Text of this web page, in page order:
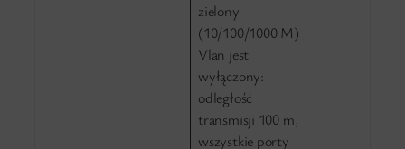
zielony
(10/100/1000 M)
Vlan jest
wyłączony:
odległość
transmisji 100 m,
wszystkie porty